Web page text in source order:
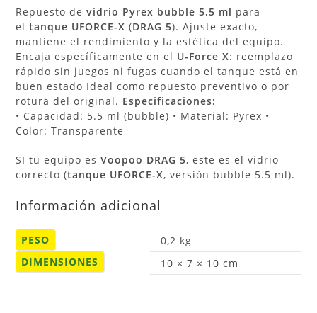
Repuesto devidrio Pyrex bubble 5.5 ml para
eltanque UFORCE-X (DRAG 5). Ajuste exacto,
mantiene el rendimiento y la estética del equipo.
Encaja específicamente en el U-Force X: reemplazo
rápido sin juegos ni fugas cuando el tanque está en
buen estado Ideal como repuesto preventivo o por
rotura del original. Especificaciones:
• Capacidad: 5.5 ml (bubble) • Material: Pyrex •
Color: Transparente
SI tu equipo esVoopoo DRAG 5, este es el vidrio
correcto (tanque UFORCE-X, versión bubble 5.5 ml).
Información adicional
PESO
0,2 kg
DIMENSIONES
10 × 7 × 10 cm